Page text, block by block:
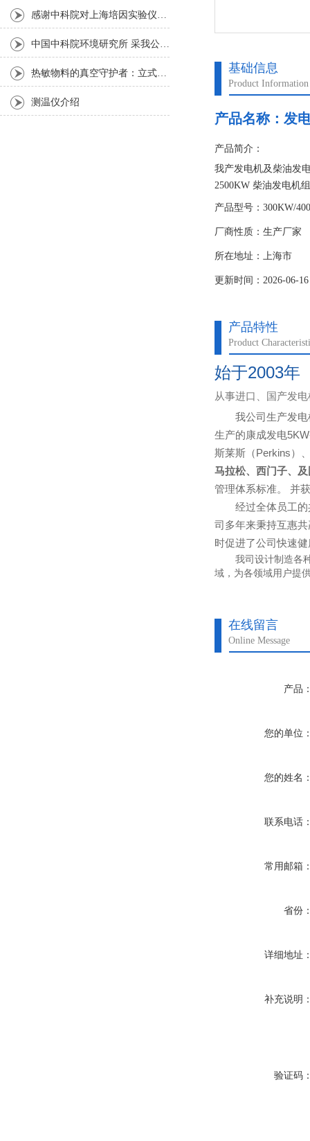
基础信息
Product Information
产品名称： 发
产品简介：
我产发电机及柴油发
2500KW 柴油发电机
（CUMMINS）、沃
产品型号：300KW/
厂商性质：生产厂家
所在地址：上海市
更新时间：2026-06-16
产品特性
Product
始于2003年
从事进口、国产发
我公司生产发
生产的康成发电
斯莱斯（Perkins）
马拉松、西门子、
管理体系标准。 并
经过全体员工
司多年来秉持互惠
时促进了公司快速
我司设计制造各
域，为各领域用户提
在线留言
Online Message
产品
您的单位
您的姓名
联系电话
常用邮箱
省份
详细地址
补充说明
验证码
感谢中科院对上海培因实验仪器的认可
中国中科院环境研究所 采我公司仪器300L人工气候箱 实验效果获高度评价
热敏物料的真空守护者：立式真空干燥箱选购指南
测温仪介绍